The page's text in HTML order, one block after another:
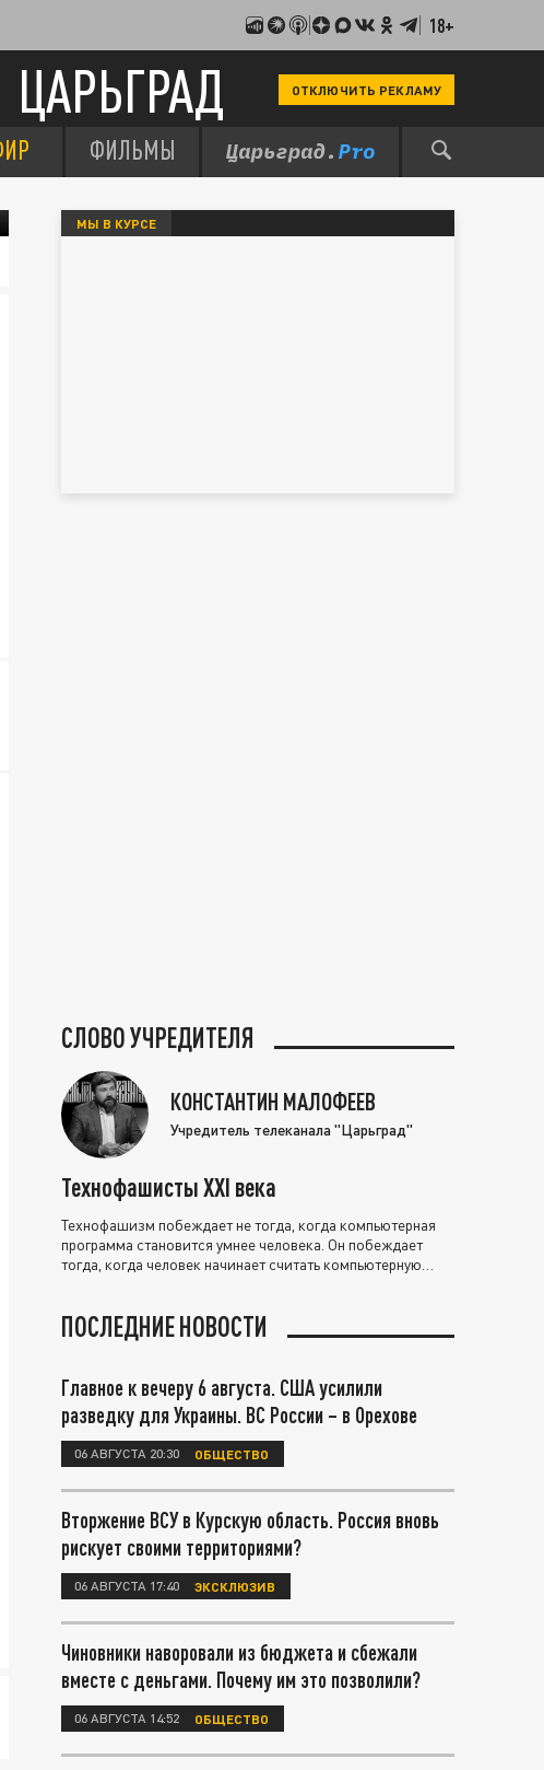
18+
ЦАРЬГРАД ОТКЛЮЧИТЬ РЕКЛАМУ
ФИЛЬМЫ
МЫ В КУРСЕ
СЛОВО УЧРЕДИТЕЛЯ
КОНСТАНТИН МАЛОФЕЕВ
Учредитель телеканала "Царьград"
Технофашисты XXI века
Технофашизм побеждает не тогда, когда компьютерная
программа становится умнее человека. Он побеждает
тогда, когда человек начинает считать компьютерную
ПОСЛЕДНИЕ НОВОСТИ
Главное к вечеру 6 августа. США усилили
разведку для Украины. ВС России – в Орехове
06 АВГУСТА 20:30 ОБЩЕСТВО
Вторжение ВСУ в Курскую область. Россия вновь
рискует своими территориями?
06 АВГУСТА 17:40 ЭКСКЛЮЗИВ
Чиновники наворовали из бюджета и сбежали
вместе с деньгами. Почему им это позволили?
06 АВГУСТА 14:52 ОБЩЕСТВО